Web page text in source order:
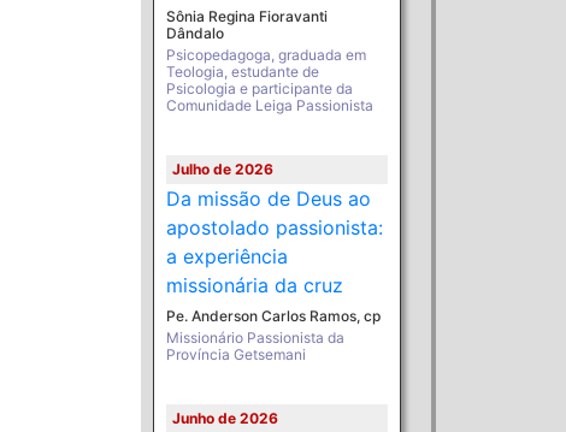
Sônia Regina Fioravanti
Dândalo
Psicopedagoga, graduada em
Teologia, estudante de
Psicologia e participante da
Comunidade Leiga Passionista
Julho de 2026
Da missão de Deus ao
apostolado passionista:
a experiência
missionária da cruz
Pe. Anderson Carlos Ramos, cp
Missionário Passionista da
Província Getsemani
Junho de 2026